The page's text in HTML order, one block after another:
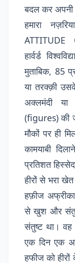
बदल कर अपनी
हमारा
ATTITUDE
हार्वर्ड
मुताबिक, 85
या तरक्क़ी
अक्लमंदी
(figures) की
मौकों पर ही
कामयाबी
प्रतिशत
हीरों से भरा
हफ़ीज
से खुश और
संतुष्ट था। वह
एक दिन एक
हफीज को